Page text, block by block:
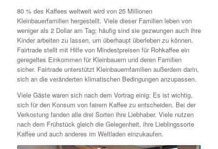
80 % des Kaffees weltweit wird von 25 Millionen
Kleinbauerfamilien hergestellt. Viele dieser Familien leben von
weniger als 2 Dollar am Tag; häufig sind sie gezwungen auch ihre
Kinder arbeiten zu lassen, um überhaupt überleben zu können.
Fairtrade stellt mit Hilfe von Mindestpreisen für Rohkaffee ein
geregeltes Einkommen für Kleinbauern und deren Familien
sicher. Fairtrade unterstützt Kleinbauernfamilien außerdem darin,
sich an die veränderten klimatischen Bedingungen anzupassen.
Viele Gäste waren sich nach dem Vortrag einig: Es ist wichtig,
sich für den Konsum von fairem Kaffee zu entscheiden. Bei der
Verkostung fanden alle drei Sorten ihre Liebhaber. Viele nutzen
nach dem Frühstück gleich die Gelegenheit, ihre Lieblingssorte
Kaffee und auch anderes im Weltladen einzukaufen.